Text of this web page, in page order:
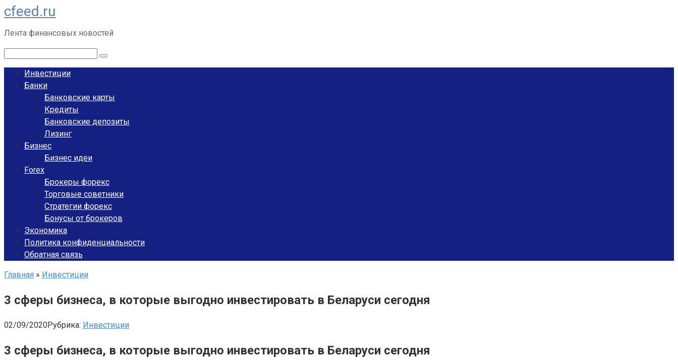
Перейти
к
контенту
cfeed.ru
Лента финансовых новостей
Инвестиции
Банки
Банковские карты
Кредиты
Банковские депозиты
Лизинг
Бизнес
Бизнес идеи
Forex
Брокеры форекс
Торговые советники
Стратегии форекс
Бонусы от брокеров
Экономика
Политика конфиденциальности
Обратная связь
Главная » Инвестиции
3 сферы бизнеса, в которые выгодно инвестировать в Беларуси сегодня
02/09/2020Рубрика: Инвестиции
3 сферы бизнеса, в которые выгодно инвестировать в Беларуси сегодня